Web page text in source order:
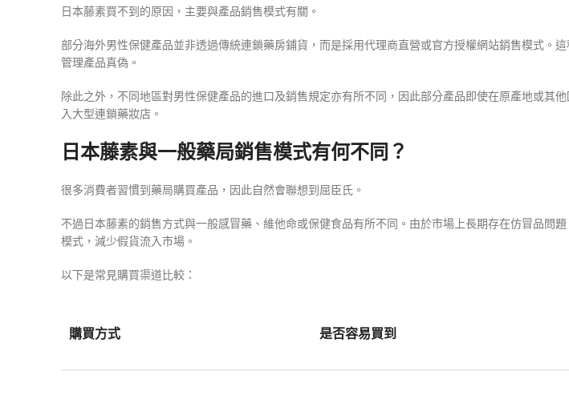
日本藤素買不到的原因，主要與產品銷售模式有關。
部分海外男性保健產品並非透過傳統連鎖藥房鋪貨，而是採用代理商直營或官方授權網站銷售模式。
管理產品真偽。
除此之外，不同地區對男性保健產品的進口及銷售規定亦有所不同，因此部分產品即使在原產地或其
入大型連鎖藥妝店。
日本藤素與一般藥局銷售模式有何不同？
很多消費者習慣到藥局購買產品，因此自然會聯想到屈臣氏。
不過日本藤素的銷售方式與一般感冒藥、維他命或保健食品有所不同。由於市場上長期存在仿冒品問
模式，減少假貨流入市場。
以下是常見購買渠道比較：
購買方式 是否容易買到